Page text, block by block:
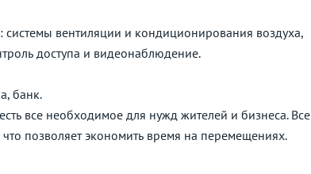
вентиляции и кондиционирования воздуха,
доступа и видеонаблюдение.
банк.
все необходимое для нужд жителей и бизнеса. Все
позволяет экономить время на перемещениях.